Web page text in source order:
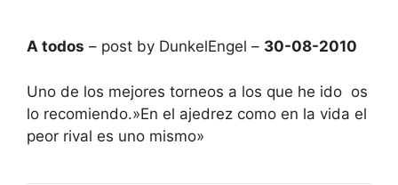
A todos – post by DunkelEngel – 30-08-2010
Uno de los mejores torneos a los que he ido os
lo recomiendo.»En el ajedrez como en la vida el
peor rival es uno mismo»